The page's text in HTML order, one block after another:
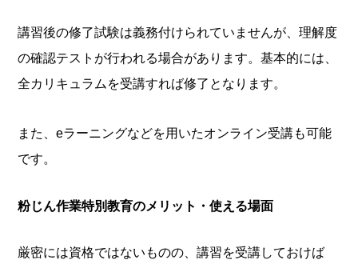
講習後の修了試験は義務付けられていませんが、理解度
の確認テストが行われる場合があります。基本的には、
全カリキュラムを受講すれば修了となります。
また、eラーニングなどを用いたオンライン受講も可能
です。
粉じん作業特別教育のメリット・使える場面
厳密には資格ではないものの、講習を受講しておけば